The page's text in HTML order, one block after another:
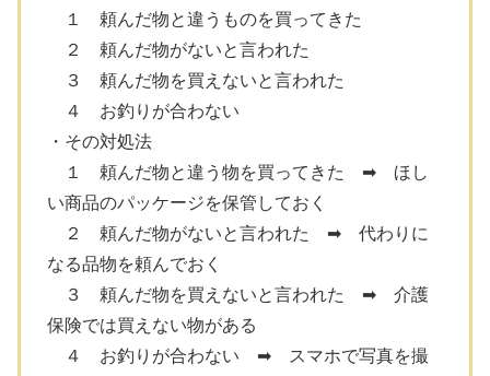
１ 頼んだ物と違うものを買ってきた
２ 頼んだ物がないと言われた
３ 頼んだ物を買えないと言われた
４ お釣りが合わない
・その対処法
１ 頼んだ物と違う物を買ってきた ➡ ほし
い商品のパッケージを保管しておく
２ 頼んだ物がないと言われた ➡ 代わりに
なる品物を頼んでおく
３ 頼んだ物を買えないと言われた ➡ 介護
保険では買えない物がある
４ お釣りが合わない ➡ スマホで写真を撮